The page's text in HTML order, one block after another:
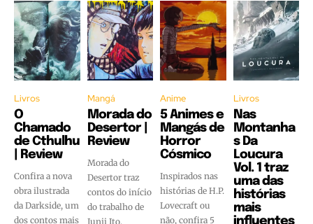
Livros
O
Chamado
de Cthulhu
| Review
Confira a nova
obra ilustrada
da Darkside, um
dos contos mais
Mangá
Morada do
Desertor |
Review
Morada do
Desertor traz
contos do início
do trabalho de
Junji Ito,
Anime
5 Animes e
Mangás de
Horror
Cósmico
Inspirados nas
histórias de H.P.
Lovecraft ou
não, confira 5
Livros
Nas
Montanha
s Da
Loucura
Vol. 1 traz
uma das
histórias
mais
influentes